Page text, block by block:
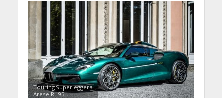
Touring Superleggera
Arese RH95